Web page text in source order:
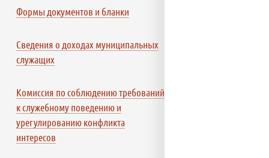
Формы документов и бланки
Сведения о доходах муниципальных
служащих
Комиссия по соблюдению требований
к служебному поведению и
урегулированию конфликта
интересов